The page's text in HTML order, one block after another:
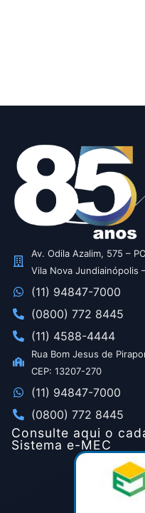
Av. Odila Azalim, 575 –
Vila Nova Jundiainópolis
(11) 94847-7000
(0800) 772 8445
(11) 4588-4444
Rua Bom Jesus de
CEP: 13207-270
(11) 94847-7000
(0800) 772 8445
Consulte aqui o
Sistema e-MEC